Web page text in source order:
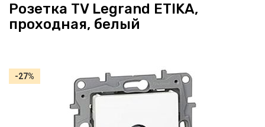
Розетка TV Legrand ETIKA,
проходная, белый
-27%